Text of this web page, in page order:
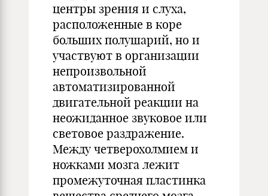
центры зрения и слуха,
расположенные в коре
больших полушарий, но и
участвуют в организации
непроизвольной
автоматизированной
двигательной реакции на
неожиданное звуковое или
световое раздражение.
Между четверохолмием и
ножками мозга лежит
промежуточная пластинка